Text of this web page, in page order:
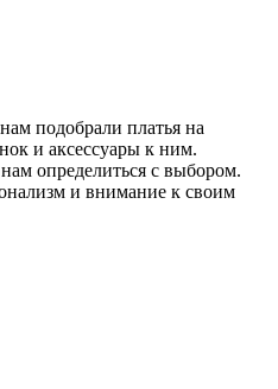
подобрали платья на
и аксессуары к ним.
определиться с выбором.
и внимание к своим